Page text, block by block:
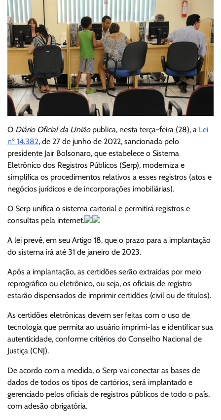
O Diário Oficial da Uniãopublica, nesta terça-feira (28), a Lei
nº 14.382, de 27 de junho de 2022, sancionada pelo
presidente Jair Bolsonaro, que estabelece o Sistema
Eletrônico dos Registros Públicos (Serp), moderniza e
simplifica os procedimentos relativos a esses registros (atos e
negócios jurídicos e de incorporações imobiliárias).
O Serp unifica o sistema cartorial e permitirá registros e
consultas pela internet.
A lei prevê, em seu Artigo 18, que o prazo para a implantação
do sistema irá até 31 de janeiro de 2023.
Após a implantação, as certidões serão extraídas por meio
reprográfico ou eletrônico, ou seja, os oficiais de registro
estarão dispensados de imprimir certidões (civil ou de títulos).
As certidões eletrônicas devem ser feitas com o uso de
tecnologia que permita ao usuário imprimi-las e identificar sua
autenticidade, conforme critérios do Conselho Nacional de
Justiça (CNJ).
De acordo com a medida, o Serp vai conectar as bases de
dados de todos os tipos de cartórios, será implantado e
gerenciado pelos oficiais de registros públicos de todo o país,
com adesão obrigatória.